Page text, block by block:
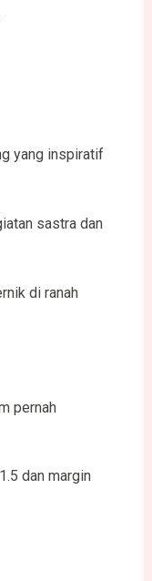
yang inspiratif
sastra dan
di ranah
pernah
dan margin